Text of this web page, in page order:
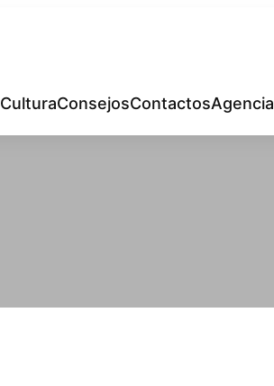
CulturaConsejosContactosAgencia